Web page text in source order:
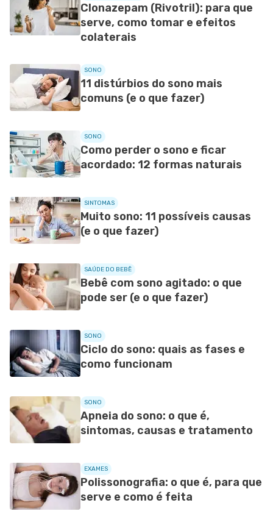
Clonazepam (Rivotril): para que
serve, como tomar e efeitos
colaterais
SONO
11 distúrbios do sono mais
comuns (e o que fazer)
SONO
Como perder o sono e ficar
acordado: 12 formas naturais
SINTOMAS
Muito sono: 11 possíveis causas
(e o que fazer)
SAÚDE DO BEBÊ
Bebê com sono agitado: o que
pode ser (e o que fazer)
SONO
Ciclo do sono: quais as fases e
como funcionam
SONO
Apneia do sono: o que é,
sintomas, causas e tratamento
EXAMES
Polissonografia: o que é, para que
serve e como é feita